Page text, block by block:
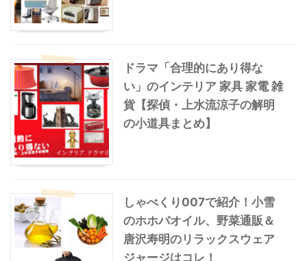
ドラマ「合理的にあり得な
い」のインテリア 家具 家電 雑
貨【探偵・上水流涼子の解明
の小道具まとめ】
しゃべくり007で紹介！小雪
のホホバオイル、野菜通販＆
唐沢寿明のリラックスウェア
ジャージはコレ！